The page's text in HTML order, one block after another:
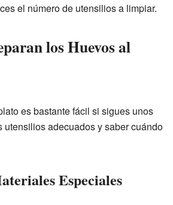
el número de utensilios a limpiar.
los Huevos al
es bastante fácil si sigues unos
utensilios adecuados y saber cuándo
Especiales